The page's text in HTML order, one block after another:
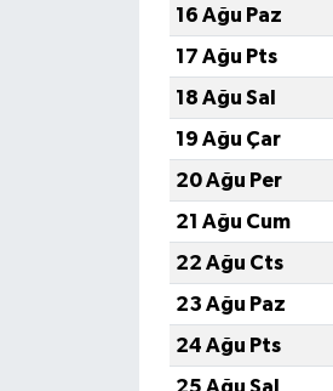
16 Ağu Paz
17 Ağu Pts
18 Ağu Sal
19 Ağu Çar
20 Ağu Per
21 Ağu Cum
22 Ağu Cts
23 Ağu Paz
24 Ağu Pts
25 Ağu Sal